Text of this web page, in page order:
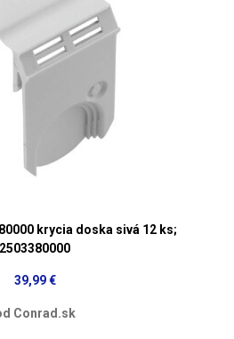
krycia doska sivá 12 ks;
2503380000
39,99 €
Conrad.sk